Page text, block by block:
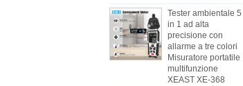
Tester ambientale 5
in 1 ad alta
precisione con
allarme a tre colori
Misuratore portatile
multifunzione
XEAST XE-368